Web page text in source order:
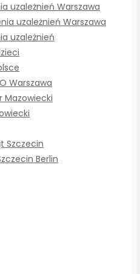
uzależnień Warszawa
uzależnień Warszawa
uzależnień
Warszawa
Mazowiecki
Szczecin
Berlin